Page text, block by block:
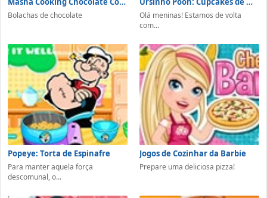
Bolachas de chocolate
Olá meninas! Estamos de volta
com...
Popeye: Torta de Espinafre
Para manter aquela força
descomunal, o...
Jogos de Cozinhar da Barbie
Prepare uma deliciosa pizza!